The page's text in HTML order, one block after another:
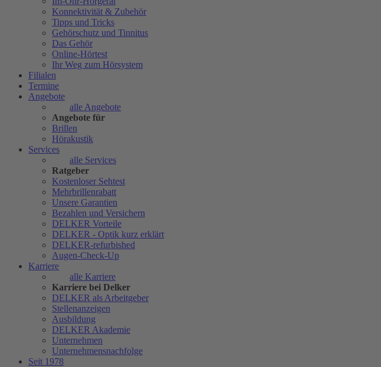
Konnektivität & Zubehör
Tipps und Tricks
Gehörschutz und Tinnitus
Das Gehör
Online-Hörtest
Ihr Weg zum Hörsystem
Filialen
Termine
Angebote
alle Angebote
Angebote für
Brillen
Hörakustik
Services
alle Services
Ratgeber
Kostenloser Sehtest
Mehrbrillenrabatt
Unsere Garantien
Bezahlen und Versichern
DELKER Vorteile
DELKER - Optik kurz erklärt
DELKER-refurbished
Augen-Check-Up
Karriere
alle Karriere
Karriere bei Delker
DELKER als Arbeitgeber
Stellenanzeigen
Ausbildung
DELKER Akademie
Unternehmen
Unternehmensnachfolge
Seit 1978